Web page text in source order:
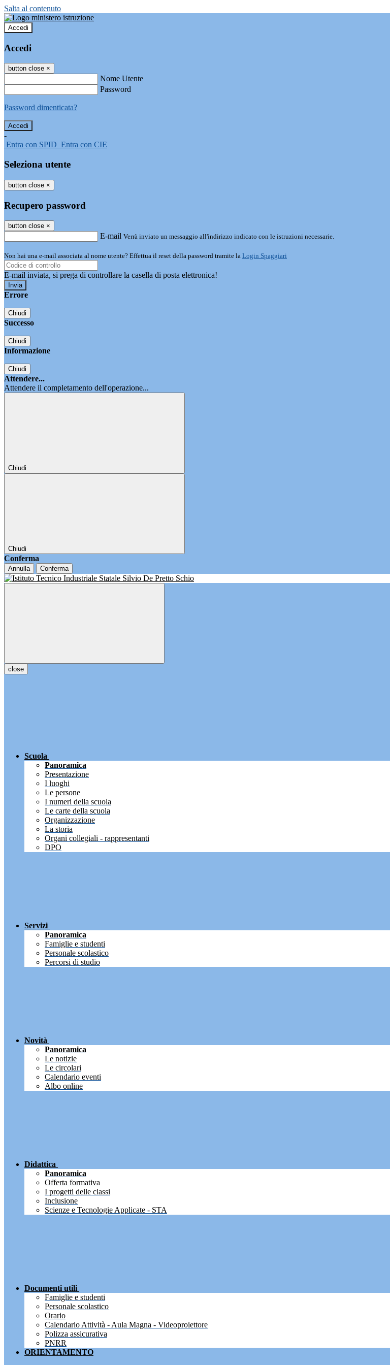
Salta al contenuto
Accedi
Accedi
button close ×
Nome Utente
Password
Password dimenticata?
-
Entra con SPID Entra con CIE
Seleziona utente
button close ×
Recupero password
button close ×
E-mail Verrà inviato un messaggio all'indirizzo indicato con le istruzioni necessarie.
Non hai una e-mail associata al nome utente? Effettua il reset della password tramite la Login Spaggiari
E-mail inviata, si prega di controllare la casella di posta elettronica!
Errore
Chiudi
Successo
Chiudi
Informazione
Chiudi
Attendere...
Attendere il completamento dell'operazione...
Chiudi
Chiudi
Conferma
Annulla Conferma
close
Scuola
Panoramica
Presentazione
I luoghi
Le persone
I numeri della scuola
Le carte della scuola
Organizzazione
La storia
Organi collegiali - rappresentanti
DPO
Servizi
Panoramica
Famiglie e studenti
Personale scolastico
Percorsi di studio
Novità
Panoramica
Le notizie
Le circolari
Calendario eventi
Albo online
Didattica
Panoramica
Offerta formativa
I progetti delle classi
Inclusione
Scienze e Tecnologie Applicate - STA
Documenti utili
Famiglie e studenti
Personale scolastico
Orario
Calendario Attività - Aula Magna - Videoproiettore
Polizza assicurativa
PNRR
ORIENTAMENTO